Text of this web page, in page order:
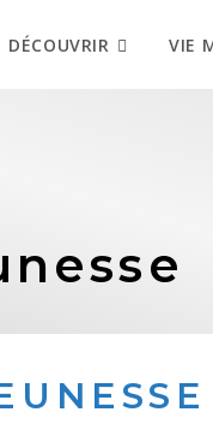
DÉCOUVRIR VIE